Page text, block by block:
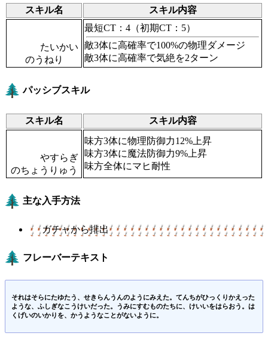
スキル名 スキル内容
たいかい
のうねり
最短CT：4 （初期CT：5）
敵3体に高確率で100%の物理ダメージ
敵3体に高確率で気絶を2ターン
パッシブスキル
スキル名 スキル内容
やすらぎ
のちょうりゅう
味方3体に物理防御力12%上昇
味方3体に魔法防御力9%上昇
味方全体にマヒ耐性
主な入手方法
ガチャから排出
フレーバーテキスト
それはそらにたゆたう、せきらんうんのようにみえた。てんちがひっくりかえった
ような、ふしぎなこうけいだった。うみにすむものたちに、けいいをはらおう。は
くげいのいかりを、かうようなことがないように。